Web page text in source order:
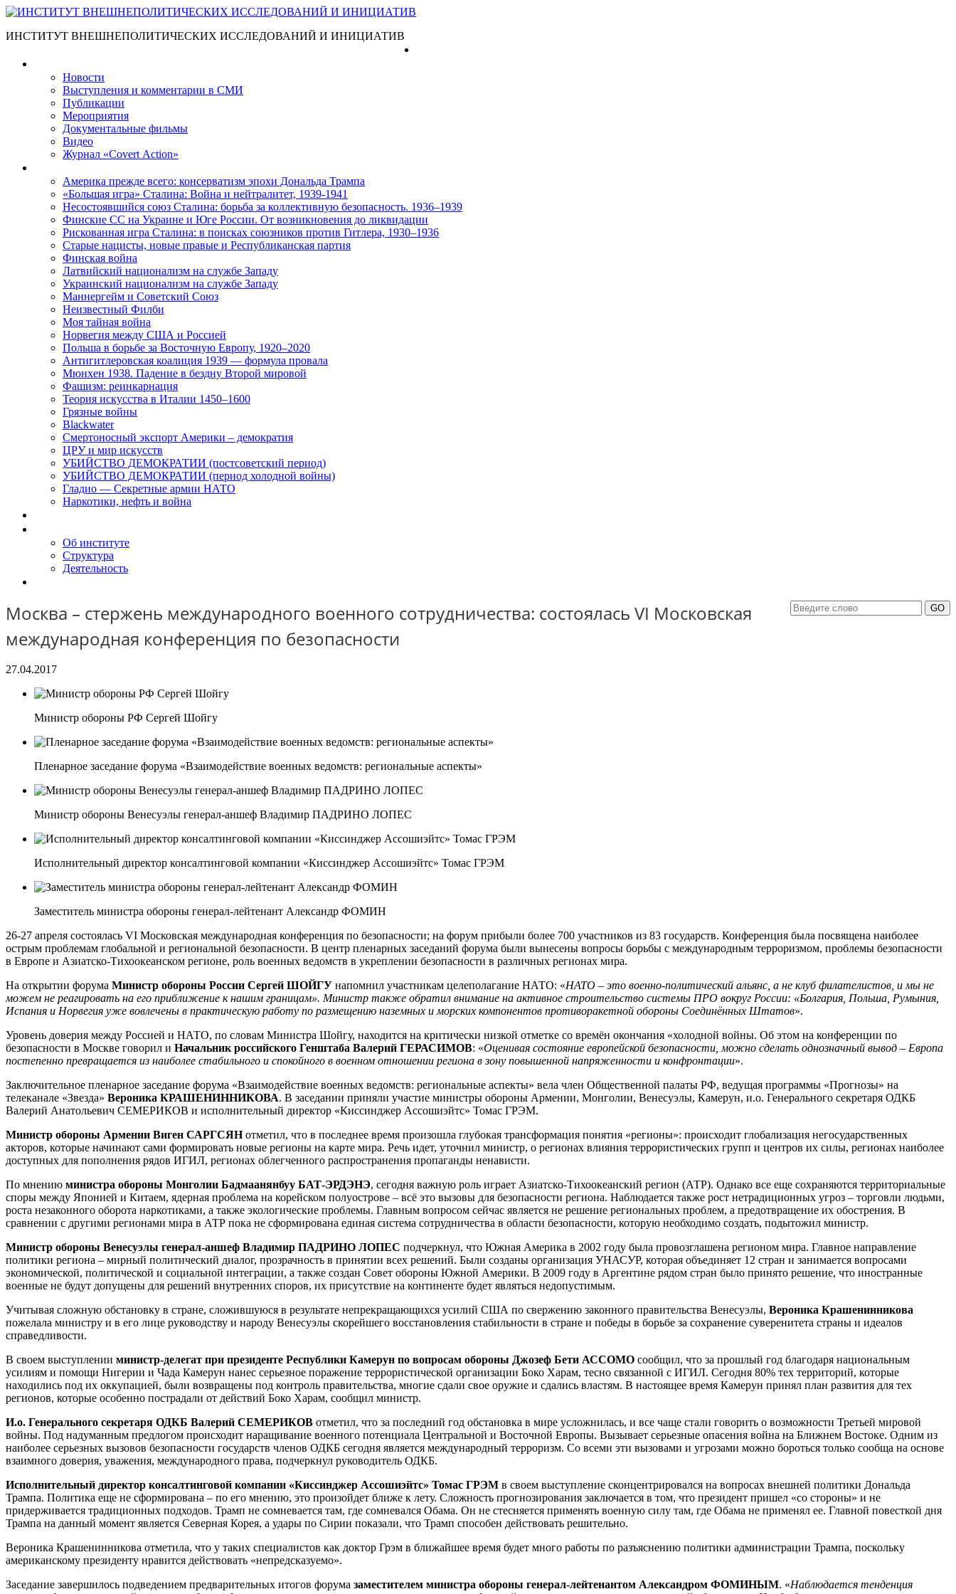
ИНСТИТУТ ВНЕШНЕПОЛИТИЧЕСКИХ ИССЛЕДОВАНИЙ И ИНИЦИАТИВ
Новости
Выступления и коммента­рии в СМИ
Публикации
Мероприятия
Документальные фильмы
Видео
Журнал «Covert Action»
Америка прежде всего: консерватизм эпохи Дональда Трампа
«Большая игра» Сталина: Война и нейтралитет, 1939-1941
Несостоявшийся союз Сталина: борьба за коллективную безопасность. 1936–1939
Финские СС на Украине и Юге России. От возникновения до ликвидации
Рискованная игра Сталина: в поисках союзников против Гитлера, 1930–1936
Старые нацисты, новые правые и Республиканская партия
Финская война
Латвийский национализм на службе Западу
Украинский национализм на службе Западу
Маннергейм и Советский Союз
Неизвестный Филби
Моя тайная война
Норвегия между США и Россией
Польша в борьбе за Восточную Европу, 1920–2020
Антигитлеровская коалиция 1939 — формула провала
Мюнхен 1938. Падение в бездну Второй мировой
Фашизм: реинкарнация
Теория искусства в Италии 1450–1600
Грязные войны
Blackwater
Смертоносный экспорт Америки – демократия
ЦРУ и мир искусств
УБИЙСТВО ДЕМОКРАТИИ (постсоветский период)
УБИЙСТВО ДЕМОКРАТИИ (период холодной войны)
Гладио — Секретные армии НАТО
Наркотики, нефть и война
Об институте
Структура
Деятельность
Москва – стержень международного военного сотрудничества: состоялась VI Московская
международная конференция по безопасности
27.04.2017
Министр обороны РФ Сергей Шойгу
Пленарное заседание форума «Взаимодействие военных ведомств: региональные аспекты»
Министр обороны Венесуэлы генерал-аншеф Владимир ПАДРИНО ЛОПЕС
Исполнительный директор консалтинговой компании «Киссинджер Ассошиэйтс» Томас ГРЭМ
Заместитель министра обороны генерал-лейтенант Александр ФОМИН
26-27 апреля состоялась VI Московская международная конференция по безопасности; на форум прибыли более 700 участников из 83 государств. Конференция была посвящена наиболее
острым проблемам глобальной и региональной безопасности. В центр пленарных заседаний форума были вынесены вопросы борьбы с международным терроризмом, проблемы безопасности
в Европе и Азиатско-Тихоокеанском регионе, роль военных ведомств в укреплении безопасности в различных регионах мира.
На открытии форума Министр обороны России Сергей ШОЙГУ напомнил участникам целеполагание НАТО: «НАТО – это военно-политический альянс, а не клуб филателистов, и мы не
можем не реагировать на его приближение к нашим границам». Министр также обратил внимание на активное строительство системы ПРО вокруг России: «Болгария, Польша, Румыния,
Испания и Норвегия уже вовлечены в практическую работу по размещению наземных и морских компонентов противоракетной обороны Соединённых Штатов».
Уровень доверия между Россией и НАТО, по словам Министра Шойгу, находится на критически низкой отметке со времён окончания «холодной войны. Об этом на конференции по
безопасности в Москве говорил и Начальник российского Генштаба Валерий ГЕРАСИМОВ: «Оценивая состояние европейской безопасности, можно сделать однозначный вывод – Европа
постепенно превращается из наиболее стабильного и спокойного в военном отношении региона в зону повышенной напряженности и конфронтации».
Заключительное пленарное заседание форума «Взаимодействие военных ведомств: региональные аспекты» вела член Общественной палаты РФ, ведущая программы «Прогнозы» на
телеканале «Звезда» Вероника КРАШЕНИННИКОВА. В заседании приняли участие министры обороны Армении, Монголии, Венесуэлы, Камерун, и.о. Генерального секретаря ОДКБ
Валерий Анатольевич СЕМЕРИКОВ и исполнительный директор «Киссинджер Ассошиэйтс» Томас ГРЭМ.
Министр обороны Армении Виген САРГСЯНотметил, что в последнее время произошла глубокая трансформация понятия «регионы»: происходит глобализация негосударственных
акторов, которые начинают сами формировать новые регионы на карте мира. Речь идет, уточнил министр, о регионах влияния террористических групп и центров их силы, регионах наиболее
доступных для пополнения рядов ИГИЛ, регионах облегченного распространения пропаганды ненависти.
По мнению министра обороны Монголии Бадмаанянбуу БАТ-ЭРДЭНЭ, сегодня важную роль играет Азиатско-Тихоокеанский регион (АТР). Однако все еще сохраняются территориальные
споры между Японией и Китаем, ядерная проблема на корейском полуострове – всё это вызовы для безопасности региона. Наблюдается также рост нетрадиционных угроз – торговли людьми,
роста незаконного оборота наркотиками, а также экологические проблемы. Главным вопросом сейчас является не решение региональных проблем, а предотвращение их обострения. В
сравнении с другими регионами мира в АТР пока не сформирована единая система сотрудничества в области безопасности, которую необходимо создать, подытожил министр.
Министр обороны Венесуэлы генерал-аншеф Владимир ПАДРИНО ЛОПЕС подчеркнул, что Южная Америка в 2002 году была провозглашена регионом мира. Главное направление
политики региона – мирный политический диалог, прозрачность в принятии всех решений. Были созданы организация УНАСУР, которая объединяет 12 стран и занимается вопросами
экономической, политической и социальной интеграции, а также создан Совет обороны Южной Америки. В 2009 году в Аргентине рядом стран было принято решение, что иностранные
военные не будут допущены для решений внутренних споров, их присутствие на континенте будет являться недопустимым.
Учитывая сложную обстановку в стране, сложившуюся в результате непрекращающихся усилий США по свержению законного правительства Венесуэлы, Вероника Крашенинникова
пожелала министру и в его лице руководству и народу Венесуэлы скорейшего восстановления стабильности в стране и победы в борьбе за сохранение суверенитета страны и идеалов
справедливости.
В своем выступлении министр-делегат при президенте Республики Камерун по вопросам обороны Джозеф Бети АССОМО сообщил, что за прошлый год благодаря национальным
усилиям и помощи Нигерии и Чада Камерун нанес серьезное поражение террористической организации Боко Харам, тесно связанной с ИГИЛ. Сегодня 80% тех территорий, которые
находились под их оккупацией, были возвращены под контроль правительства, многие сдали свое оружие и сдались властям. В настоящее время Камерун принял план развития для тех
регионов, которые особенно пострадали от действий Боко Харам, сообщил министр.
И.о. Генерального секретаря ОДКБ Валерий СЕМЕРИКОВ отметил, что за последний год обстановка в мире усложнилась, и все чаще стали говорить о возможности Третьей мировой
войны. Под надуманным предлогом происходит наращивание военного потенциала Центральной и Восточной Европы. Вызывает серьезные опасения война на Ближнем Востоке. Одним из
наиболее серьезных вызовов безопасности государств членов ОДКБ сегодня является международный терроризм. Со всеми эти вызовами и угрозами можно бороться только сообща на основе
взаимного доверия, уважения, международного права, подчеркнул руководитель ОДКБ.
Исполнительный директор консалтинговой компании «Киссинджер Ассошиэйтс» Томас ГРЭМ в своем выступление сконцентрировался на вопросах внешней политики Дональда
Трампа. Политика еще не сформирована – по его мнению, это произойдет ближе к лету. Сложность прогнозирования заключается в том, что президент пришел «со стороны» и не
придерживается традиционных подходов. Трамп не сомневается там, где сомневался Обама. Он не стесняется применять военную силу там, где Обама не применял ее. Главной повесткой дня
Трампа на данный момент является Северная Корея, а удары по Сирии показали, что Трамп способен действовать решительно.
Вероника Крашенинникова отметила, что у таких специалистов как доктор Грэм в ближайшее время будет много работы по разъяснению политики администрации Трампа, поскольку
американскому президенту нравится действовать «непредсказуемо».
Заседание завершилось подведением предварительных итогов форума заместителем министра обороны генерал-лейтенантом Александром ФОМИНЫМ. «Наблюдается тенденция